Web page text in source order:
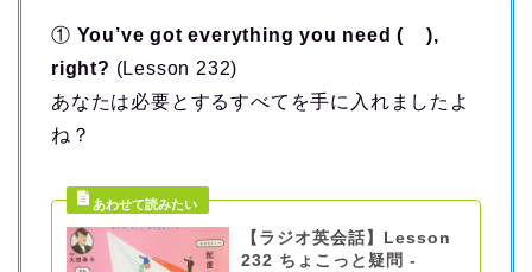
① You’ve got everything you need ( ),
right? (Lesson 232)
あなたは必要とするすべてを手に入れましたよ
ね？
【ラジオ英会話】Lesson
232 ちょこっと疑問 -